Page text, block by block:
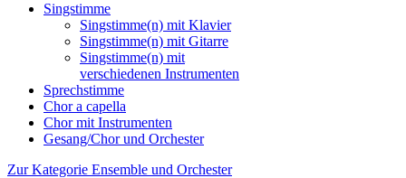
Singstimme
Singstimme(n) mit Klavier
Singstimme(n) mit Gitarre
Singstimme(n) mit
verschiedenen Instrumenten
Sprechstimme
Chor a capella
Chor mit Instrumenten
Gesang/Chor und Orchester
Zur Kategorie Ensemble und Orchester